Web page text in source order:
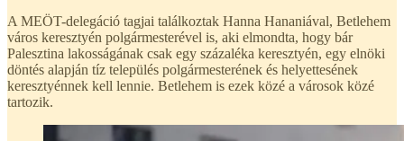
A MEÖT-delegáció tagjai találkoztak Hanna Hananiával, Betlehem
város keresztyén polgármesterével is, aki elmondta, hogy bár
Palesztina lakosságának csak egy százaléka keresztyén, egy elnöki
döntés alapján tíz település polgármesterének és helyettesének
keresztyénnek kell lennie. Betlehem is ezek közé a városok közé
tartozik.